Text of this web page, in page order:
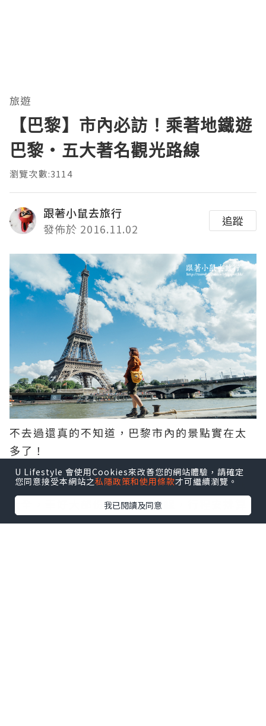
旅遊
【巴黎】市內必訪！乘著地鐵遊
巴黎・五大著名觀光路線
瀏覽次數:3114
跟著小鼠去旅行
發佈於 2016.11.02
追蹤
不去過還真的不知道，巴黎市內的景點實在太
多了！
由於景點實在多如繁星的關係，剛開始我也無
從入手，回來以後立馬決定要寫一篇巴黎景點
幸好大部份都是地鐵沿線，行程安排算
是非常容易，一起來看看巴黎多樣性的觀光勝
U Lifestyle 會使用Cookies來改善您的網站體驗，請確定
您同意接受本網站之私隱政策和使用條款才可繼續瀏覽。
我已閱讀及同意